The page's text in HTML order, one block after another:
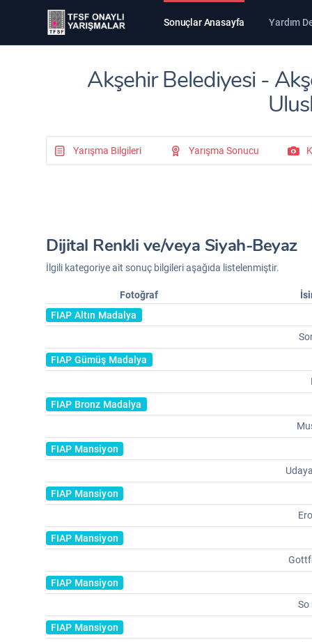
Sonuçlar Anasayfa Yardım
Akşehir Belediyesi -
Yarışma Bilgileri Yarışma Sonucu
Dijital Renkli ve/veya Siyah-Beyaz
İlgili kategoriye ait sonuç bilgileri aşağıda listelenmiştir.
Fotoğraf
FIAP Altın Madalya
FIAP Gümüş Madalya
FIAP Bronz Madalya
FIAP Mansiyon
FIAP Mansiyon
FIAP Mansiyon
FIAP Mansiyon
So
FIAP Mansiyon